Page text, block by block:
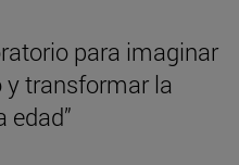
para imaginar
y transformar la
edad”